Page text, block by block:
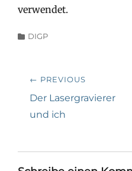
verwendet.
Categories
DIGP
← PREVIOUS
Previous
post:
Der Lasergravierer
und ich